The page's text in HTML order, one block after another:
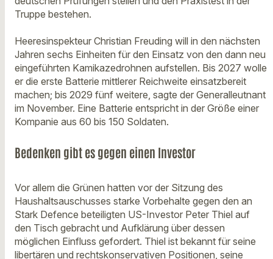
Truppe bestehen.
Heeresinspekteur Christian Freuding will in den nächsten
Jahren sechs Einheiten für den Einsatz von den dann neu
eingeführten Kamikazedrohnen aufstellen. Bis 2027 wolle
er die erste Batterie mittlerer Reichweite einsatzbereit
machen; bis 2029 fünf weitere, sagte der Generalleutnant
im November. Eine Batterie entspricht in der Größe einer
Kompanie aus 60 bis 150 Soldaten.
Bedenken gibt es gegen einen Investor
Vor allem die Grünen hatten vor der Sitzung des
Haushaltsauschusses starke Vorbehalte gegen den an
Stark Defence beteiligten US-Investor Peter Thiel auf
den Tisch gebracht und Aufklärung über dessen
möglichen Einfluss gefordert. Thiel ist bekannt für seine
libertären und rechtskonservativen Positionen, seine